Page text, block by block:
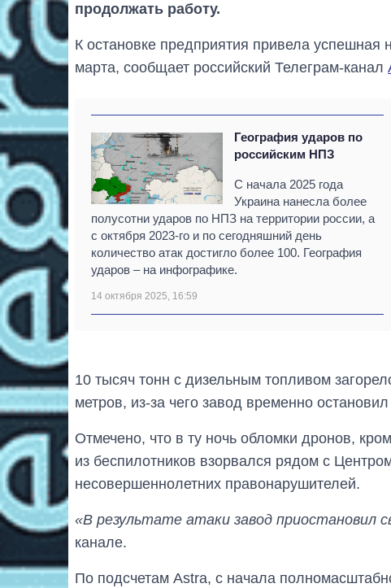
продолжать работу.
К остановке предприятия привела успешная
марта, сообщает российский Телеграм-канал
География ударов по
российским НПЗ
С начала 2025 года
Украина нанесла более
полусотни ударов по НПЗ на территории россии, а
с октября 2023-го и по сегодняшний день
количество атак достигло более 100. География
ударов – на инфографике.
14 октября 2025, 16:59
10 тысяч тонн с дизельным топливом
метров, из-за чего завод временно остановил
Отмечено, что в ту ночь обломки дронов,
из беспилотников взорвался рядом с
несовершеннолетних правонарушителей.
«В результате атаки завод приостановил
канале.
По подсчетам Astra, с начала